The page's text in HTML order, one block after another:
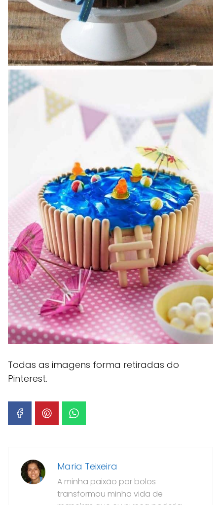
Todas as imagens forma retiradas do
Pinterest.
Maria Teixeira
A minha paixão por bolos
transformou minha vida de